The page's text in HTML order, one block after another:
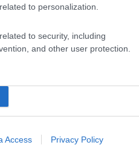
to personalization.
to security, including
and other user protection.
Access Privacy Policy